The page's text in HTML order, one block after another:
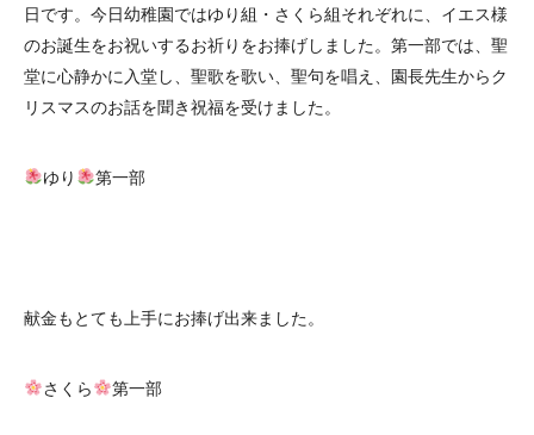
日です。今日幼稚園ではゆり組・さくら組それぞれに、イエス様
のお誕生をお祝いするお祈りをお捧げしました。第一部では、聖
堂に心静かに入堂し、聖歌を歌い、聖句を唱え、園長先生からク
リスマスのお話を聞き祝福を受けました。
ゆり 第一部
献金もとても上手にお捧げ出来ました。
さくら 第一部